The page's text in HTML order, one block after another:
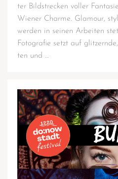
ter Bild­stre­cken vol­ler
Wie­ner Charme. Gla­mour,
wer­den in sei­nen Arbei­ten
Foto­gra­fie setzt auf
ten und …